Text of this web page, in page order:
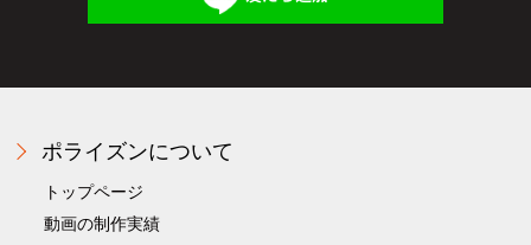
ポライズンについて
トップページ
動画の制作実績